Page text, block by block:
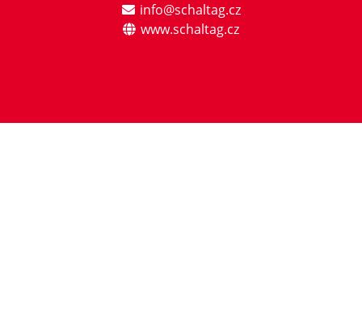
info@schaltag.cz
www.schaltag.cz